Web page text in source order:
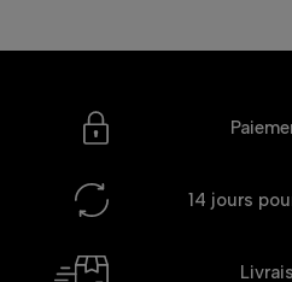
14 jours